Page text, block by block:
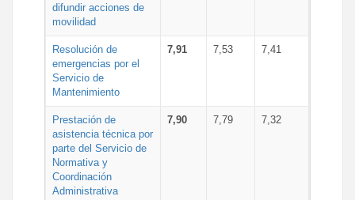
difundir acciones de
movilidad
Resolución de
emergencias por el
Servicio de
Mantenimiento
7,91 7,53 7,41
Prestación de
asistencia técnica por
parte del Servicio de
Normativa y
Coordinación
Administrativa
7,90 7,79 7,32